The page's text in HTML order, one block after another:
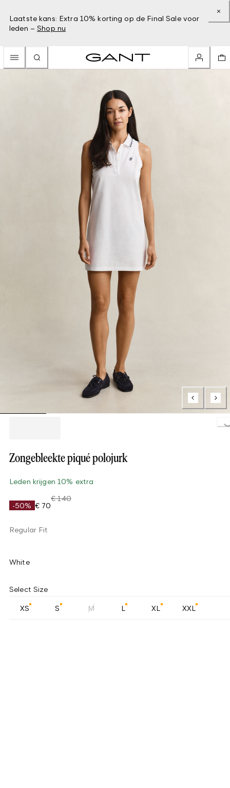
Laatste kans: Extra 10% korting op de Final Sale voor
leden – Shop nu
Zongebleekte piqué polojurk
Leden krijgen 10% extra
-50% € 70
€ 140
Regular Fit
White
Select Size
XS S M L XL XXL